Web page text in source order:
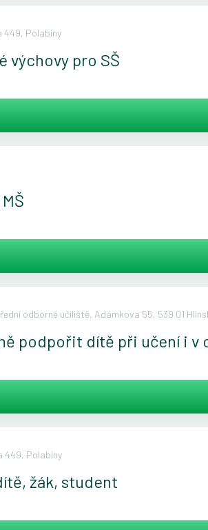
449, Polabiny
výchovy pro SŠ
odborné učiliště, Adámkova 55, 539 01
podpořit dítě při učení i v
449, Polabiny
žák, student